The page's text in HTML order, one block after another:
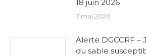
18 juin 2026
7 mai 2026
Alerte DGCCRF
du sable